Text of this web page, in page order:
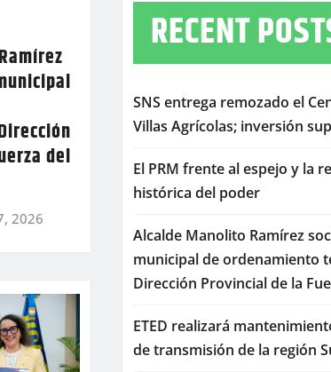
del
2026
RECENT
SNS entrega remozado el
Villas Agrícolas; inversión
El PRM frente al espejo y la
histórica del poder
Alcalde Manolito Ramírez
municipal de ordenamiento
Dirección Provincial de la
ETED realizará
de transmisión de la región